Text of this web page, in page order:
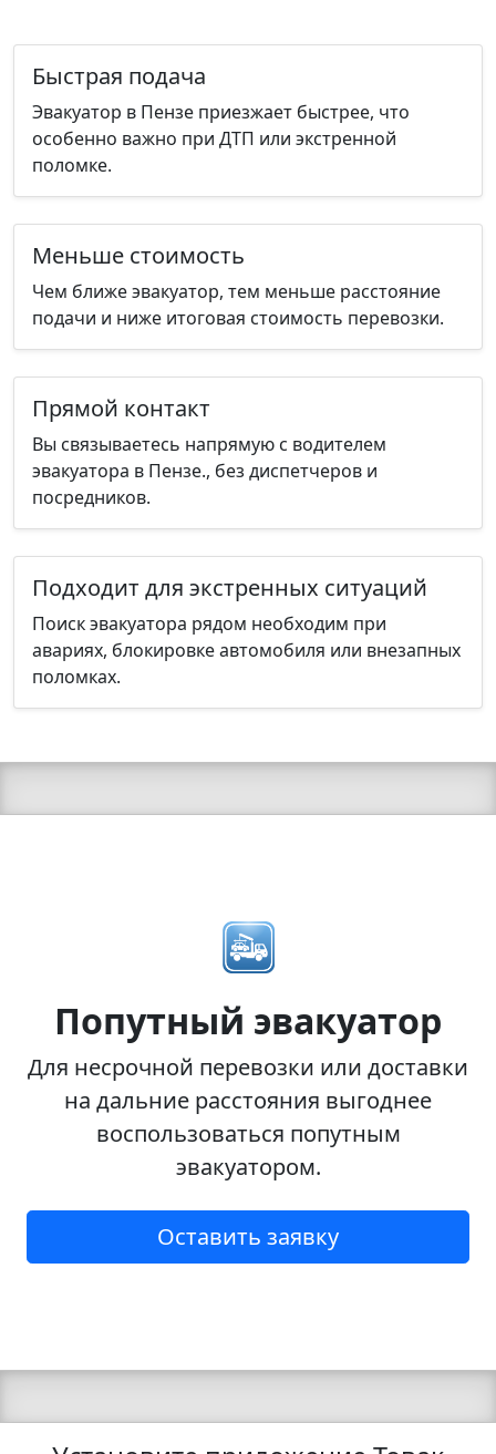
Быстрая подача
Эвакуатор в Пензе приезжает быстрее, что
особенно важно при ДТП или экстренной
поломке.
Меньше стоимость
Чем ближе эвакуатор, тем меньше расстояние
подачи и ниже итоговая стоимость перевозки.
Прямой контакт
Вы связываетесь напрямую с водителем
эвакуатора в Пензе., без диспетчеров и
посредников.
Подходит для экстренных ситуаций
Поиск эвакуатора рядом необходим при
авариях, блокировке автомобиля или внезапных
поломках.
Попутный эвакуатор
Для несрочной перевозки или доставки
на дальние расстояния выгоднее
воспользоваться попутным
эвакуатором.
Оставить заявку